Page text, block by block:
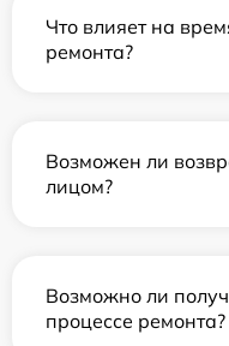
Что влияет на
ремонта?
Возможен ли
лицом?
Возможно ли
процессе ремонта?